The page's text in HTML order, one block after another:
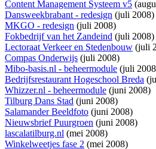
Content Management Systeem v5
Dansweekbrabant - redesign (juli 2008)
MKGO - redesign (juli 2008)
Fokbedrijf van het Zandeind (juli 2008)
Lectoraat Verkeer en Stedenbouw (juli
Compas Onderwijs (juli 2008)
Mibo-basis.nl - beheermodule (juli
Bedrijfsrestaurant Hogeschool Breda
Whizzer.nl - beheermodule (juni 2008)
Tilburg Dans Stad (juni 2008)
Salamander Beeldfoto (juni 2008)
Nieuwsbrief Puurgroen (juni 2008)
lascalatilburg.nl (mei 2008)
Winkelweetjes fase 2 (mei 2008)